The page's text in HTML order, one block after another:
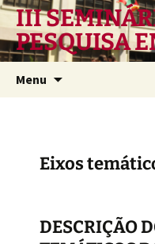
Pular
para
o
conteúdo
III
PESQUISA
Menu
Eixos
DESCRIÇÃO